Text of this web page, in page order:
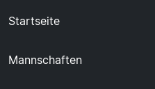
Startseite
Mannschaften